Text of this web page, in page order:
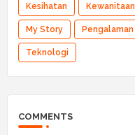
Kesihatan Kewanitaan
My Story Pengalaman
Teknologi
COMMENTS